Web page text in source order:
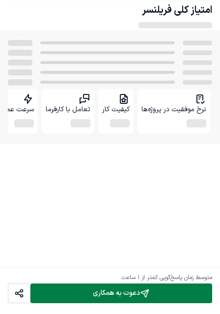
دعوت به همکاری
متوسط زمان پاسخ‌گویی کمتر از 1 ساعت
امتیاز کلی فریلنسر
نرخ موفقیت در پروژه‌ها کیفیت کار تعامل با کارفرما سرعت عمل